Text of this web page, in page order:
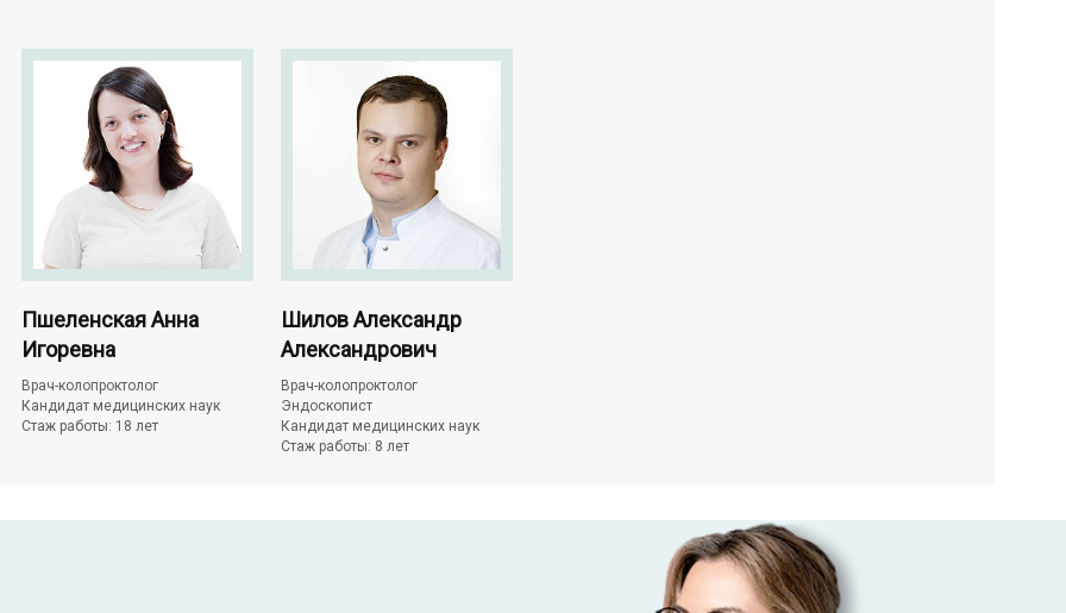
Пшеленская Анна
Игоревна
Врач-колопроктолог
Кандидат медицинских наук
Стаж работы: 18 лет
Шилов Александр
Александрович
Врач-колопроктолог
Эндоскопист
Кандидат медицинских наук
Стаж работы: 8 лет